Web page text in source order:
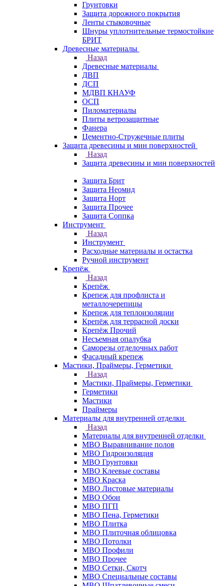
Грунтовки
Защита дорожного покрытия
Ленты стыковочные
Шнуры уплотнительные термостойкие
БРИТ
Древесные материалы
Назад
Древесные материалы
ДВП
ДСП
МДВП КНАУФ
ОСП
Пиломатериалы
Плиты ветрозащитные
Фанера
Цементно-Стружечные плиты
Защита древесины и мин поверхностей
Назад
Защита древесины и мин поверхностей
Защита Брит
Защита Неомид
Защита Норт
Защита Прочее
Защита Соппка
Инструмент
Назад
Инструмент
Расходные материалы и остастка
Ручной инструмент
Крепёж
Назад
Крепёж
Крепеж для профлиста и
металлочерепицы
Крепеж для теплоизоляции
Крепёж для террасной доски
Крепёж Прочий
Несъемная опалубка
Саморезы отделочных работ
Фасадный крепеж
Мастики, Праймеры, Герметики
Назад
Мастики, Праймеры, Герметики
Герметики
Мастики
Праймеры
Материалы для внутренней отделки
Назад
Материалы для внутренней отделки
МВО Выравнивание полов
МВО Гидроизоляция
МВО Грунтовки
МВО Клеевые составы
МВО Краска
МВО Листовые материалы
МВО Обои
МВО ПГП
МВО Пена, Герметики
МВО Плитка
МВО Плиточная облицовка
МВО Потолки
МВО Профили
МВО Прочее
МВО Сетки, Скотч
МВО Специальные составы